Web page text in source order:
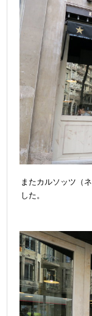
またカルソッツ（
した。